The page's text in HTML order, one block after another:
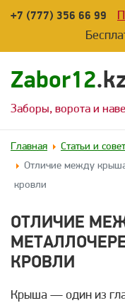
+7 (777) 356 66 99
Zabor12
Заборы, ворота и
Главная
Статьи и
Отличие между
кровли
ОТЛИЧИЕ
КРОВЛИ
Крыша — один из